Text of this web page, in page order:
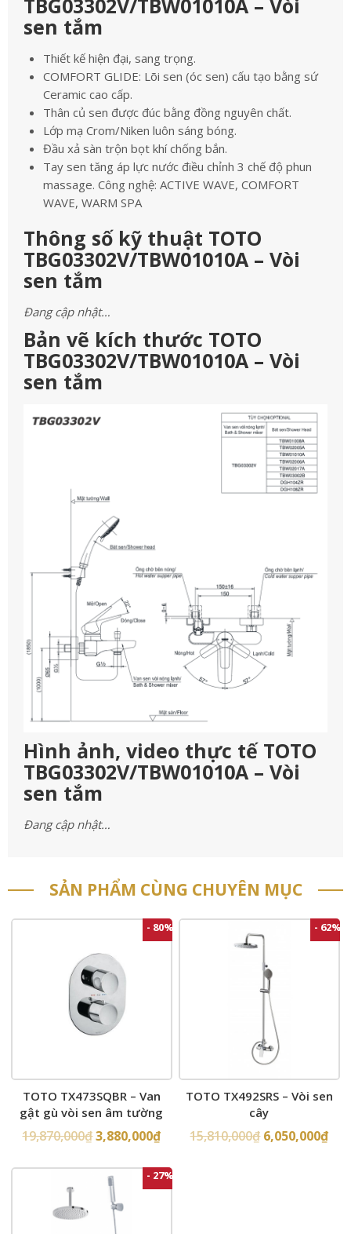
TBG03302V/TBW01010A – Vòi
sen tắm
Thiết kế hiện đại, sang trọng.
COMFORT GLIDE: Lõi sen (óc sen) cấu tạo bằng sứ
Ceramic cao cấp.
Thân củ sen được đúc bằng đồng nguyên chất.
Lớp mạ Crom/Niken luôn sáng bóng.
Đầu xả sàn trộn bọt khí chống bắn.
Tay sen tăng áp lực nước điều chỉnh 3 chế độ phun
massage. Công nghệ: ACTIVE WAVE, COMFORT
WAVE, WARM SPA
Thông số kỹ thuật TOTO
TBG03302V/TBW01010A – Vòi
sen tắm
Đang cập nhật…
Bản vẽ kích thước TOTO
TBG03302V/TBW01010A – Vòi
sen tắm
Hình ảnh, video thực tế TOTO
TBG03302V/TBW01010A – Vòi
sen tắm
Đang cập nhật…
SẢN PHẨM CÙNG CHUYÊN MỤC
- 80%
TOTO TX473SQBR – Van
gật gù vòi sen âm tường
19,870,000₫3,880,000₫
- 62%
TOTO TX492SRS – Vòi sen
cây
15,810,000₫ 6,050,000₫
- 27%